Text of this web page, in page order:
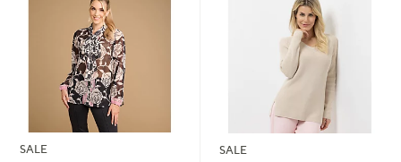
SALE
SALE